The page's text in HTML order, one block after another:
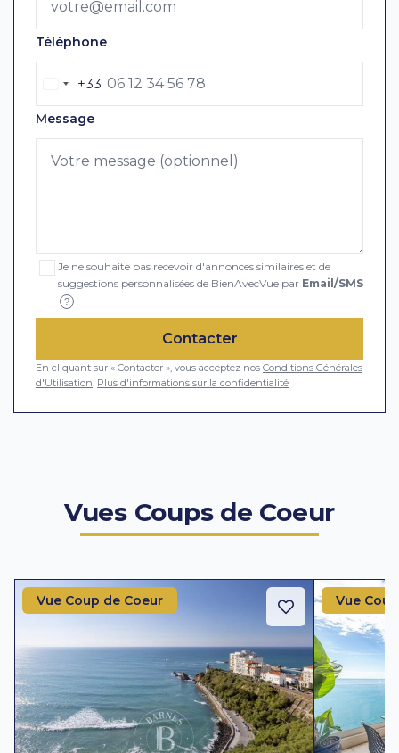
Téléphone
+33
Message
Je ne souhaite pas recevoir d'annonces similaires et de
suggestions personnalisées de BienAvecVue par Email/SMS
?
Contacter
En cliquant sur « Contacter », vous acceptez nos Conditions Générales
d'Utilisation Plus d'informations sur la confidentialité
Vues Coups de Coeur
Vue Coup de Coeur Vue